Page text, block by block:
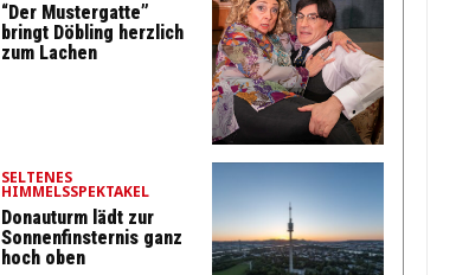
“Der Mustergatte”
bringt Döbling herzlich
zum Lachen
SELTENES
HIMMELSSPEKTAKEL
Donauturm lädt zur
Sonnenfinsternis ganz
hoch oben